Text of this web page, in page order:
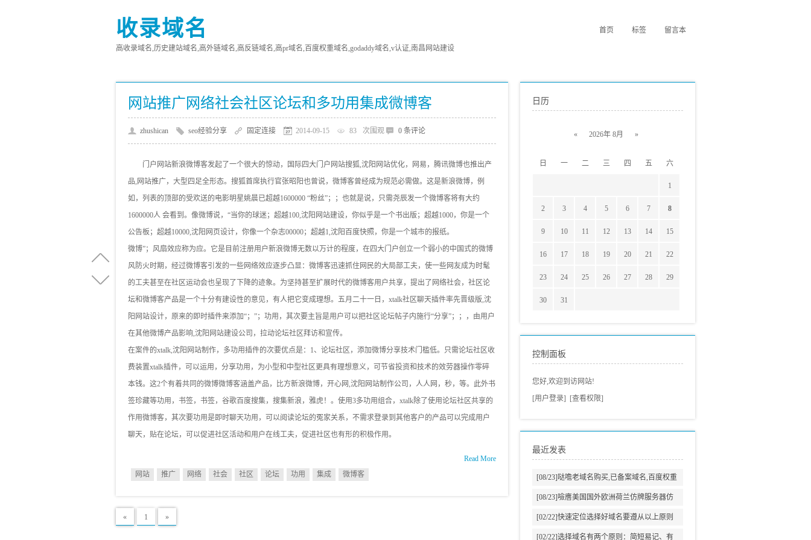
收录域名
高收录域名,历史建站域名,高外链域名,高反链域名,高pr域名,百度权重域名,godaddy域名,v认证,南昌网站建设
首页 标签 留言本
网站推广网络社会社区论坛和多功用集成微博客
zhushican seo经验分享 固定连接 2014-09-15 83 次围观 0 条评论
门户网站新浪微博客发起了一个很大的惊动，国际四大门户网站搜狐,沈阳网站优化，网易，腾讯微博也推出产
品,网站推广，大型四足全形态。搜狐首席执行官张昭阳也曾说，微博客曾经成为规范必需做。这是新浪微博，例
如，列表的顶部的受欢送的电影明星姚晨已超越1600000 “粉丝”；；也就是说，只需尧辰发一个微博客将有大约
1600000人 会看到。像微博说，“当你的球迷；超越100,沈阳网站建设，你似乎是一个书出版；超越1000，你是一个
公告板；超越10000,沈阳网页设计，你像一个杂志00000；超越1,沈阳百度快照，你是一个城市的报纸。
微博”；风扇效应称为应。它是目前注册用户新浪微博无数以万计的程度，在四大门户创立一个弱小的中国式的微博
风防火时期，经过微博客引发的一些网络效应逐步凸显：微博客迅速抓住网民的大局部工夫，使一些网友成为时髦
的工夫甚至在社区运动会也呈现了下降的迹象。为坚持甚至扩展时代的微博客用户共享，提出了网络社会，社区论
坛和微博客产品是一个十分有建设性的意见，有人把它变成理想。五月二十一日，xtalk社区聊天插件率先晋级版,沈
阳网站设计，原来的即时插件来添加“；”；功用，其次要主旨是用户可以把社区论坛帖子内施行“分享”；；，由用户
在其他微博产品影响,沈阳网站建设公司，拉动论坛社区拜访和宣传。
在案件的xtalk,沈阳网站制作，多功用插件的次要优点是：1、论坛社区，添加微博分享技术门槛低。只需论坛社区收
费装置xtalk插件，可以运用，分享功用，为小型和中型社区更具有理想意义，可节省投资和技术的效劳器操作零碎
本钱。这2个有着共同的微博微博客涵盖产品，比方新浪微博，开心网,沈阳网站制作公司，人人网，秒，等。此外书
签珍藏等功用，书签，书签，谷歌百度搜集，搜集新浪，雅虎！。使用3多功用组合，xtalk除了使用论坛社区共享的
作用微博客，其次要功用是即时聊天功用，可以阅读论坛的冤家关系，不需求登录到其他客户的产品可以完成用户
聊天，贴在论坛，可以促进社区活动和用户在线工夫，促进社区也有形的积极作用。
Read More
网站
推广 网络 社会 社区 论坛 功用 集成 微博客
« 1 »
日历
« 2026年 8月 »
日 一 二 三 四 五 六
1
2 3 4 5 6 7 8
9 10 11 12 13 14 15
16 17 18 19 20 21 22
23 24 25 26 27 28 29
30 31
控制面板
您好,欢迎到访网站!
[用户登录]
[查看权限]
最近发表
[08/23] 哒噡老域名购买,已备案域名,百度权重
域名老域名交易老域名出售,高pr域名,百度搜
狗收录域名,外链反链域名
[08/23] 噞噟美国国外欧洲荷兰仿牌服务器仿
牌vps推荐仿牌空间主机,外贸抗投诉服务器,
免投诉vps,防投诉主机空间
[02/22]快速定位选择好域名要遵从以上原则
[02/22]选择域名有两个原则：简短易记、有